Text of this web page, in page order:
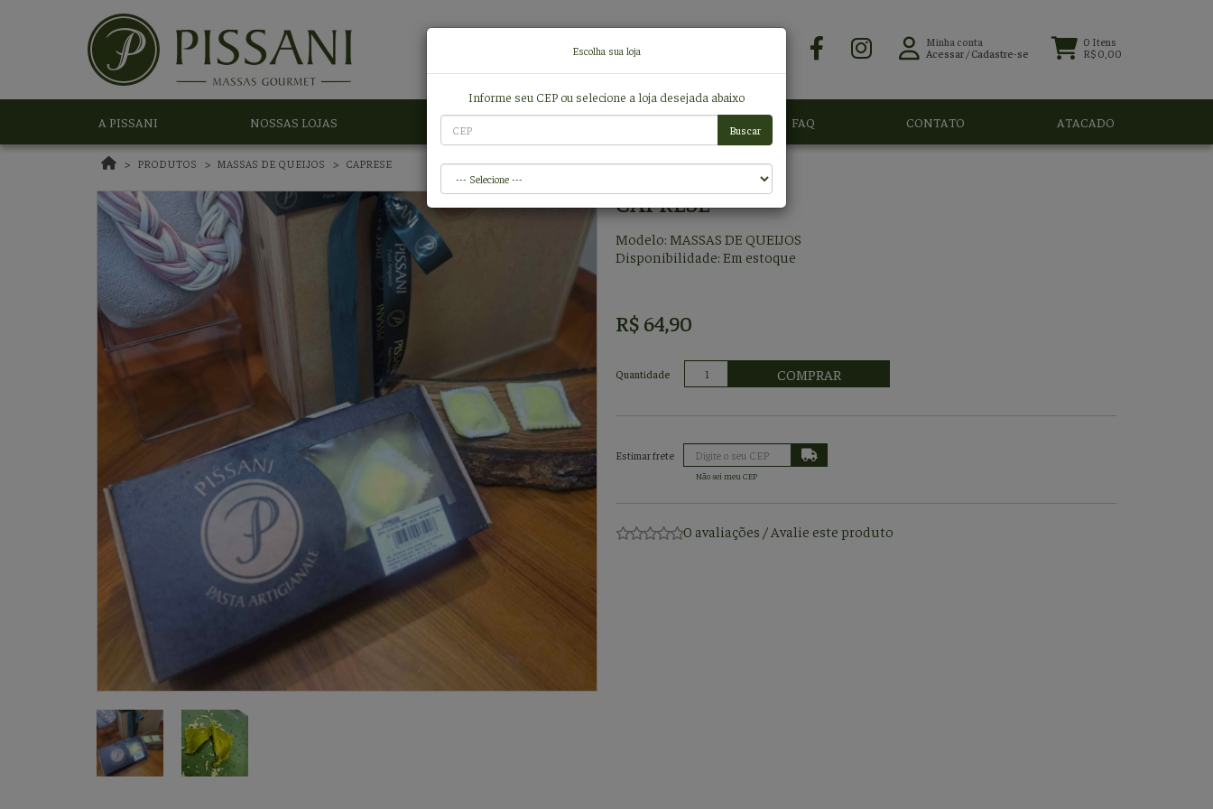
Minha conta
Acessar/Cadastre-se
0 Itens
R$ 0,00
A PISSANI NOSSAS LOJAS PRODUTOS FAQ CONTATO ATACADO
PRODUTOS MASSAS DE QUEIJOS CAPRESE
CAPRESE
Modelo: MASSAS DE QUEIJOS
Disponibilidade: Em estoque
R$ 64,90
Quantidade COMPRAR
Não sei meu CEP
0 avaliações / Avalie este produto
Escolha sua loja
Informe seu CEP ou selecione a loja desejada abaixo